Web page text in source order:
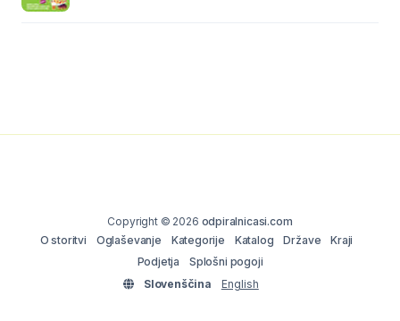
Copyright © 2026 odpiralnicasi.com
O storitvi
Oglaševanje Kategorije Katalog Države
Kraji
Podjetja
Splošni pogoji
Slovenščina
English